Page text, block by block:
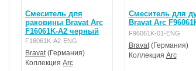
Смеситель для
раковины Bravat Arc
F16061K-A2 черный
F16061K-A2-ENG
Bravat(Германия)
Коллекция Arc
Смеситель для
Bravat Arc
F96061K-01-ENG
Bravat(Германия)
Коллекция Arc